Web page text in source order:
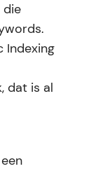
die
Indexing
dat is al